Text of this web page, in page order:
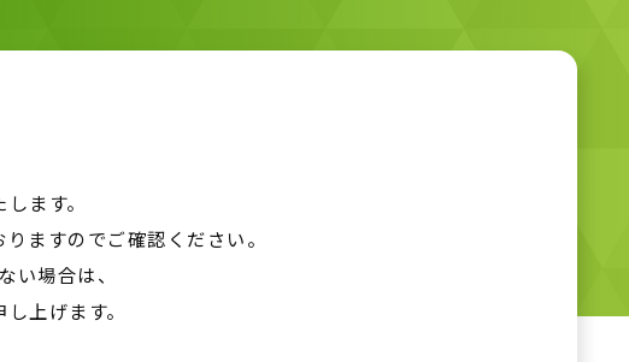
ます。
ますのでご確認ください。
い場合は、
上げます。